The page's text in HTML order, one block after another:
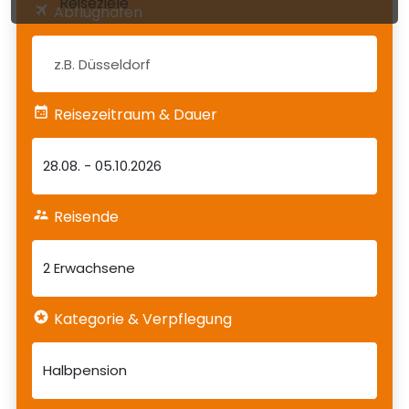
Abflughafen
Reisezeitraum & Dauer
28.08. -05.10.2026
Reisende
2 Erwachsene
Kategorie & Verpflegung
Halbpension